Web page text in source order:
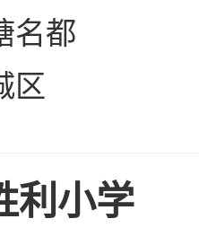
名都
区
利小学